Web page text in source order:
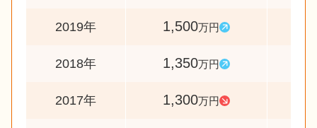
2019年 1,500万円
2018年 1,350万円
2017年 1,300万円